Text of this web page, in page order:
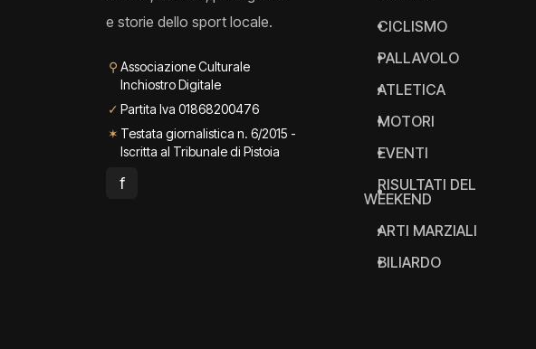
e storie dello sport locale.
⚲ Associazione Culturale
Inchiostro Digitale
✓ Partita Iva 01868200476
✶ Testata giornalistica n. 6/2015 -
Iscritta al Tribunale di Pistoia
f
CICLISMO
PALLAVOLO
ATLETICA
MOTORI
EVENTI
RISULTATI DEL
WEEKEND
ARTI MARZIALI
BILIARDO